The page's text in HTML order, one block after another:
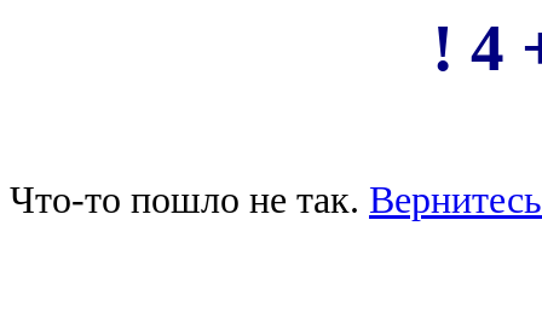
! 4
Что-то пошло не так.